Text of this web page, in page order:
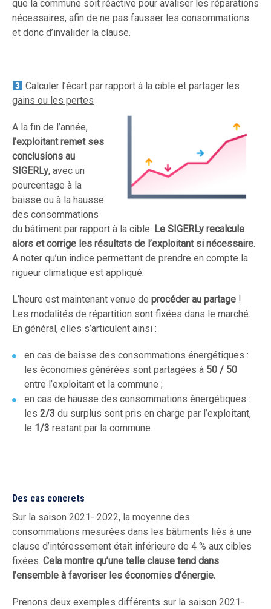
que la commune soit réactive pour avaliser les réparations
nécessaires, afin de ne pas fausser les consommations
et donc d’invalider la clause.
Calculer l’écart par rapport à la cible et partager les
gains ou les pertes
A la fin de l’année,
l’exploitant remet ses
conclusions au
SIGERLy, avec un
pourcentage à la
baisse ou à la hausse
des consommations
du bâtiment par rapport à la cible. Le SIGERLy recalcule
alors et corrige les résultats de l’exploitant si nécessaire.
A noter qu’un indice permettant de prendre en compte la
rigueur climatique est appliqué.
L’heure est maintenant venue de procéder au partage !
Les modalités de répartition sont fixées dans le marché.
En général, elles s’articulent ainsi :
en cas de baisse des consommations énergétiques :
les économies générées sont partagées à 50 / 50
entre l’exploitant et la commune ;
en cas de hausse des consommations énergétiques :
les 2/3 du surplus sont pris en charge par l’exploitant,
le 1/3 restant par la commune.
Des cas concrets
Sur la saison 2021- 2022, la moyenne des
consommations mesurées dans les bâtiments liés à une
clause d’intéressement était inférieure de 4 % aux cibles
fixées. Cela montre qu’une telle clause tend dans
l’ensemble à favoriser les économies d’énergie.
Prenons deux exemples différents sur la saison 2021-